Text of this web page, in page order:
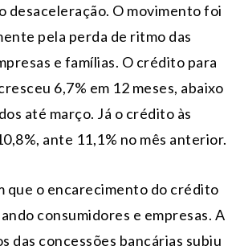
desaceleração. O movimento foi
pela perda de ritmo das
e famílias. O crédito para
6,7% em 12 meses, abaixo
até março. Já o crédito às
ante 11,1% no mês anterior.
que o encarecimento do crédito
consumidores e empresas. A
das concessões bancárias subiu